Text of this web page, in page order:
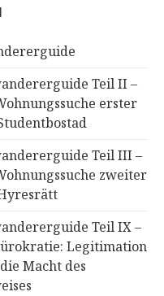
Teil II –
erster
Teil III –
zweiter
Teil IX –
Legitimation
Macht des